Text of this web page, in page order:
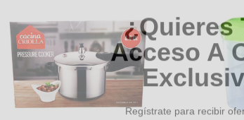
¿Quieres
Acceso A
Regístrate para recibir